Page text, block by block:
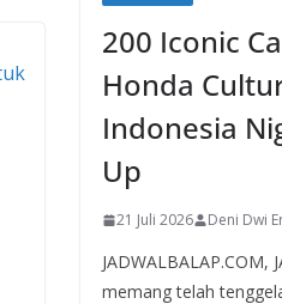
200 Iconic
Honda
Indonesia
Up
21 Juli 2026 Deni Dwi
JADWALBALAP.COM,
memang telah